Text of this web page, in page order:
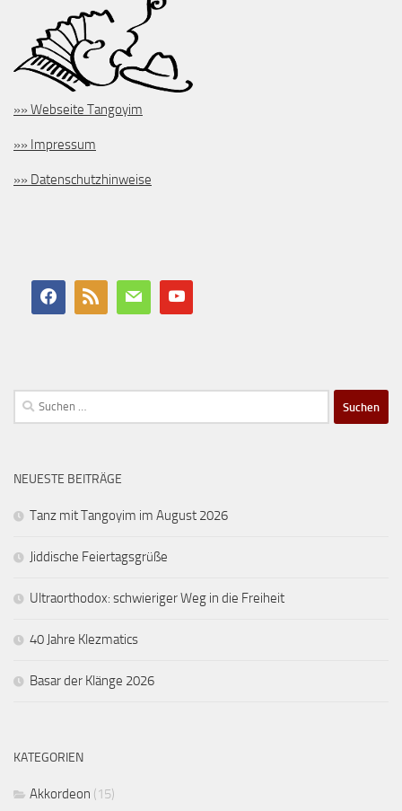
»» Webseite Tangoyim
»» Impressum
»» Datenschutzhinweise
Suchen
nach:
NEUESTE BEITRÄGE
Tanz mit Tangoyim im August 2026
Jiddische Feiertagsgrüße
Ultraorthodox: schwieriger Weg in die Freiheit
40 Jahre Klezmatics
Basar der Klänge 2026
KATEGORIEN
Akkordeon (15)